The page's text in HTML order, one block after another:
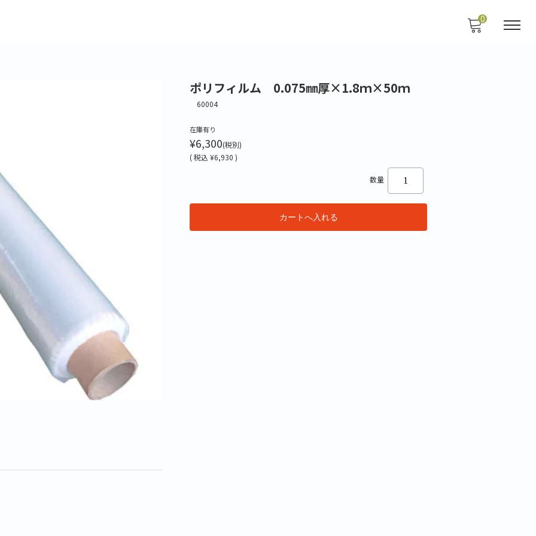
0
ポリフィルム 0.075㎜厚×1.8ｍ×50ｍ
60004
在庫有り
¥6,300(税別)
(税込 ¥6,930 )
数量